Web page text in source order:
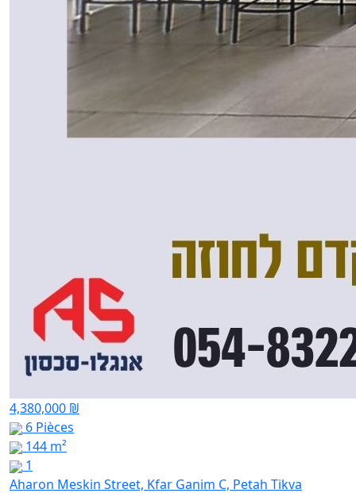
4,380,000 ₪
6 Pièces
144 m²
1
Aharon Meskin Street, Kfar Ganim C, Petah Tikva